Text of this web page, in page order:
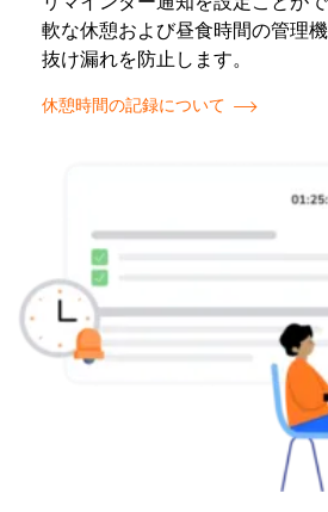
軟な休憩および昼食時間の管理
抜け漏れを防止します。
休憩時間の記録について